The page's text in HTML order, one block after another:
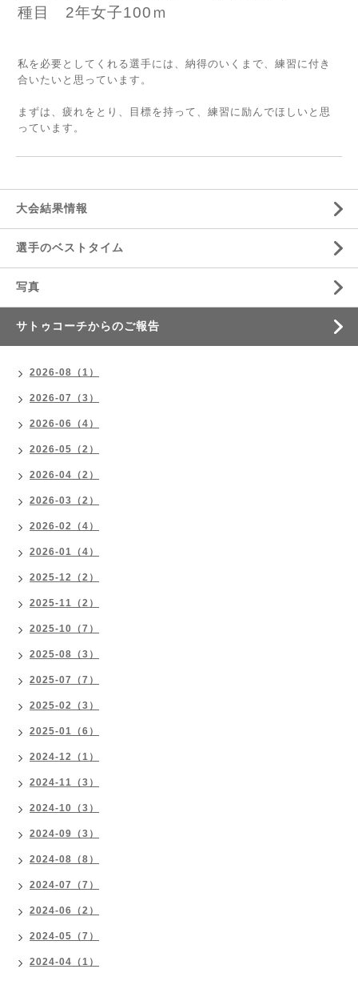
種目 2年女子100ｍ
私を必要としてくれる選手には、納得のいくまで、練習に付き
合いたいと思っています。
まずは、疲れをとり、目標を持って、練習に励んでほしいと思
っています。
大会結果情報
選手のベストタイム
写真
サトゥコーチからのご報告
2026-08（1）
2026-07（3）
2026-06（4）
2026-05（2）
2026-04（2）
2026-03（2）
2026-02（4）
2026-01（4）
2025-12（2）
2025-11（2）
2025-10（7）
2025-08（3）
2025-07（7）
2025-02（3）
2025-01（6）
2024-12（1）
2024-11（3）
2024-10（3）
2024-09（3）
2024-08（8）
2024-07（7）
2024-06（2）
2024-05（7）
2024-04（1）